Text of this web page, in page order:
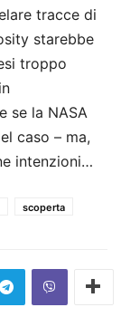
tracce di
starebbe
troppo
se la NASA
caso – ma,
intenzioni…
scoperta